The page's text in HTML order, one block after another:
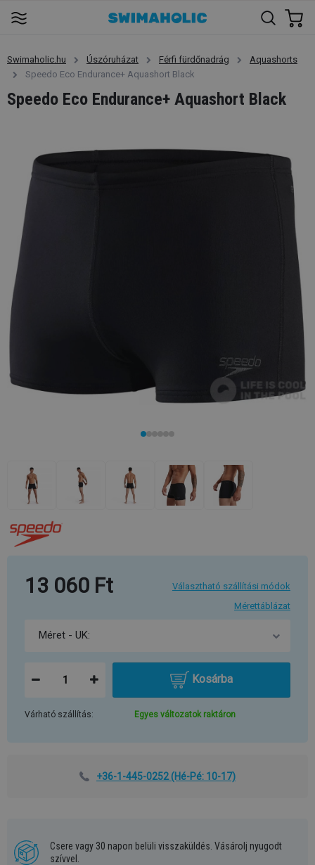
Swimaholic.hu Úszóruházat Férfi fürdőnadrág
Aquashorts
Speedo Eco Endurance+ Aquashort Black
Speedo Eco Endurance+ Aquashort Black
13 060 Ft
Választható szállítási módok
Mérettáblázat
Kosárba
Várható szállítás: Egyes változatok raktáron
+36-1-445-0252(Hé-Pé: 10-17)
Csere vagy 30 napon belüli visszaküldés. Vásárolj nyugodt
szívvel.